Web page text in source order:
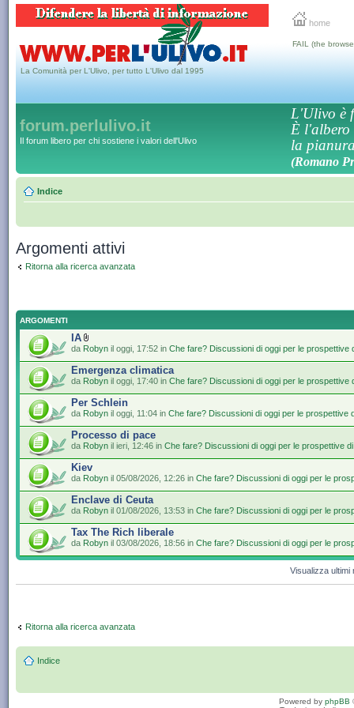
home
La Comunità per L'Ulivo, per tutto L'Ulivo dal 1995
FAIL (the
forum.perlulivo.it
Il forum libero per chi sostiene i valori dell'Ulivo
L'Ulivo è
È l'albero
la
(Romano
Indice
Argomenti attivi
Ritorna alla ricerca avanzata
ARGOMENTI
IA
da Robyn il oggi, 17:52 in Che fare? Discussioni di oggi per le prospettive
Emergenza climatica
da Robyn il oggi, 17:40 in Che fare? Discussioni di oggi per le prospettive
Per Schlein
da Robyn il oggi, 11:04 in Che fare? Discussioni di oggi per le prospettive
Processo di pace
da Robyn il ieri, 12:46 in Che fare? Discussioni di oggi per le prospettive
Kiev
da Robyn il 05/08/2026, 12:26 in Che fare? Discussioni di oggi per le
Enclave di Ceuta
da Robyn il 01/08/2026, 13:53 in Che fare? Discussioni di oggi per le
Tax The Rich liberale
da Robyn il 03/08/2026, 18:56 in Che fare? Discussioni di oggi per le
Visualizza
Ritorna alla ricerca avanzata
Indice
Powered by phpBB